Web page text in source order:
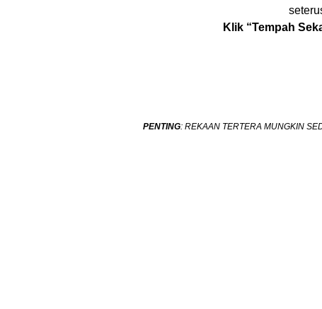
Klik “Tempah
PENTING: REKAAN TERTERA MUNGKIN